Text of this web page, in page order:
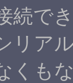
続で
リア
くも